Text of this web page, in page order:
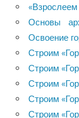
Основы
Освоение
Строим
Строим
Строим
Строим
Строим